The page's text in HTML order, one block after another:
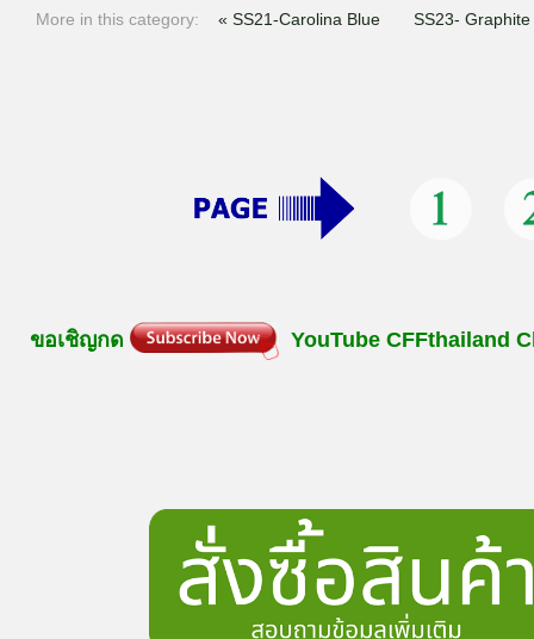
More in this category: « SS21-Carolina Blue SS23- Graphite
ขอเชิญกด YouTube CFFthailand